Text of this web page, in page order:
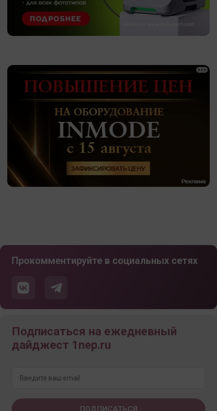
Прокомментируйте в социальных сетях
Подписаться на ежедневный
дайджест 1nep.ru